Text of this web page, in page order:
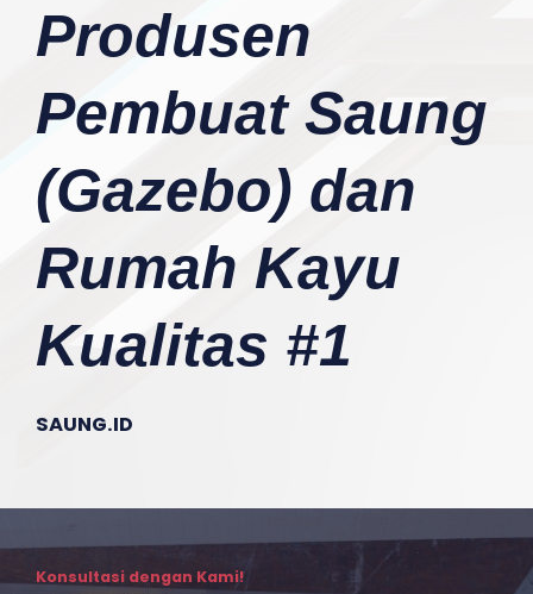
Produsen
Pembuat Saung
(Gazebo) dan
Rumah Kayu
Kualitas #1
SAUNG.ID
Konsultasi dengan Kami!